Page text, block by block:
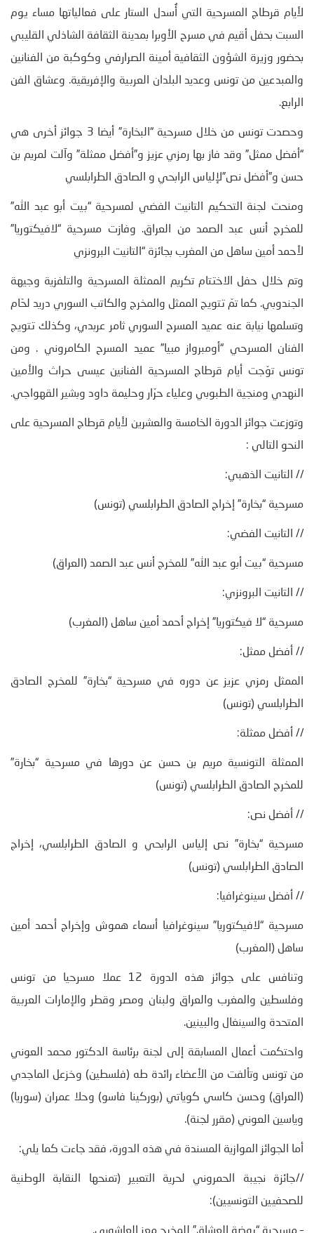
لأيام قرطاج المسرحية التي أُسدل الستار على فعالياتها مساء يوم
السبت بحفل أقيم في مسرح الأوبرا بمدينة الثقافة الشاذلي القليبي
بحضور وزيرة الشؤون الثقافية أمينة الصرارفي وكوكبة من الفنانين
والمبدعين من تونس وعديد البلدان العربية والإفريقية. وعشاق الفن
الرابع.
وحصدت تونس من خلال مسرحية “البخارة” أيضا 3 جوائز أخرى هي
“أفضل ممثل” وقد فاز بها رمزي عزيز و”أفضل ممثلة” وآلت لمريم بن
حسن و”أفضل نص”لإلياس الرابحي و الصادق الطرابلسي
ومنحت لجنة التحكيم التانيت الفضي لمسرحية “بيت أبو عبد الله”
للمخرج أنس عبد الصمد من العراق. وفازت مسرحية “لافيكتوريا”
لأحمد أمين ساهل من المغرب بجائزة “التانيت البرونزي
وتم خلال حفل الاختتام تكريم الممثلة المسرحية والتلفزية وجيهة
الجندوبي. كما تمّ تتويج الممثل والمخرج والكاتب السوري دريد لحّام
وتسلمها نيابة عنه عميد المسرح السوري ثامر عربدي، وكذلك تتويج
الفنان المسرحي “أومبرواز مبيا” عميد المسرح الكامروني . ومن
تونس توّجت أيام قرطاج المسرحية الفنانين عيسى حراث والأمين
النهدي ومنجية الطبوبي وعلياء حرّار وحليمة داود وبشير القهواجي.
وتوزعت جوائز الدورة الخامسة والعشرين لأيام قرطاج المسرحية على
النحو التالي :
// التانيت الذهبي:
مسرحية “بخارة” إخراج الصادق الطرابلسي (تونس)
// التانيت الفضي:
مسرحية “بيت أبو عبد الله” للمخرج أنس عبد الصمد (العراق)
// التانيت البرونزي:
مسرحية “لا فيكتوريا” إخراج أحمد أمين ساهل (المغرب)
// أفضل ممثل:
الممثل رمزي عزيز عن دوره في مسرحية “بخارة” للمخرج الصادق
الطرابلسي (تونس)
// أفضل ممثلة:
الممثلة التونسية مريم بن حسن عن دورها في مسرحية “بخارة”
للمخرج الصادق الطرابلسي (تونس)
// أفضل نص:
مسرحية “بخارة” نص إلياس الرابحي و الصادق الطرابلسي، إخراج
الصادق الطرابلسي (تونس)
// أفضل سينوغرافيا:
مسرحية “لافيكتوريا” سينوغرافيا أسماء هموش وإخراج أحمد أمين
ساهل (المغرب)
وتنافس على جوائز هذه الدورة 12 عملا مسرحيا من تونس
وفلسطين والمغرب والعراق ولبنان ومصر وقطر والإمارات العربية
المتحدة والسينغال والبينين.
واحتكمت أعمال المسابقة إلى لجنة برئاسة الدكتور محمد العوني
من تونس وتألفت من الأعضاء رائدة طه (فلسطين) وخزعل الماجدي
(العراق) وحسن كاسي كوياتي (بوركينا فاسو) وحلا عمران (سوريا)
وياسين العوني (مقرر لجنة).
أما الجوائز الموازية المسندة في هذه الدورة، فقد جاءت كما يلي:
//جائزة نجيبة الحمروني لحرية التعبير (تمنحها النقابة الوطنية
للصحفيين التونسيين):